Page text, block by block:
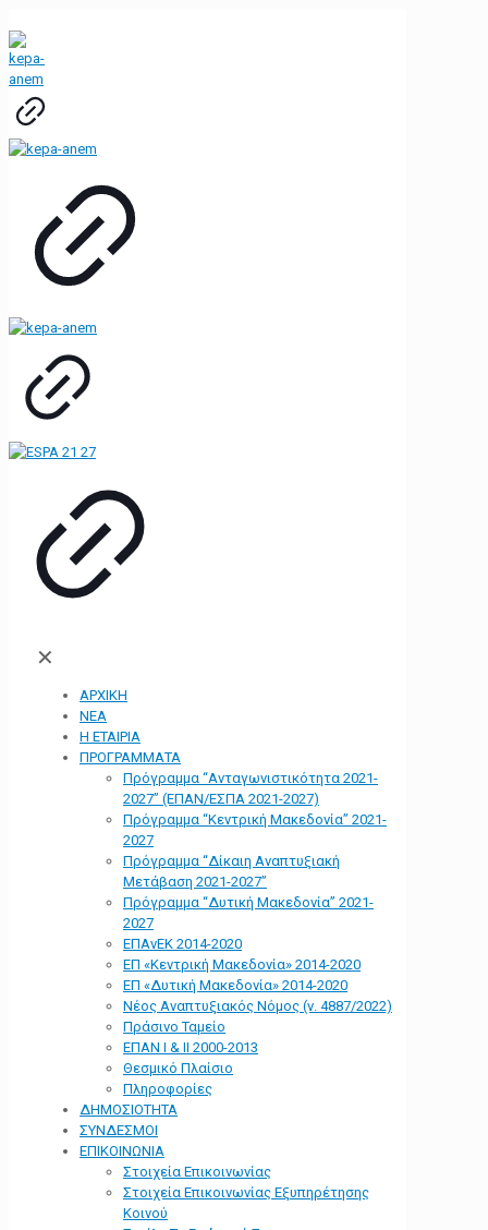
✕
ΑΡΧΙΚΗ
ΝΕΑ
Η ΕΤΑΙΡΙΑ
ΠΡΟΓΡΑΜΜΑΤΑ
Πρόγραμμα “Ανταγωνιστικότητα 2021-
2027” (ΕΠΑΝ/ΕΣΠΑ 2021-2027)
Πρόγραμμα “Κεντρική Μακεδονία” 2021-
2027
Πρόγραμμα “Δίκαιη Αναπτυξιακή
Μετάβαση 2021-2027”
Πρόγραμμα “Δυτική Μακεδονία” 2021-
2027
ΕΠΑνΕΚ 2014-2020
ΕΠ «Kεντρική Μακεδονία» 2014-2020
ΕΠ «Δυτική Μακεδονία» 2014-2020
Νέος Αναπτυξιακός Νόμος (ν. 4887/2022)
Πράσινο Ταμείο
ΕΠΑΝ Ι & ΙΙ 2000-2013
Θεσμικό Πλαίσιο
Πληροφορίες
ΔΗΜΟΣΙΟΤΗΤΑ
ΣΥΝΔΕΣΜΟΙ
ΕΠΙΚΟΙΝΩΝΙΑ
Στοιχεία Επικοινωνίας
Στοιχεία Επικοινωνίας Εξυπηρέτησης
Κοινού